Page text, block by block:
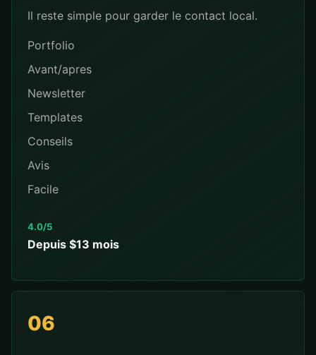
Il reste simple pour garder le contact local.
Portfolio
Avant/apres
Newsletter
Templates
Conseils
Avis
Facile
4.0/5
Depuis $13 mois
06